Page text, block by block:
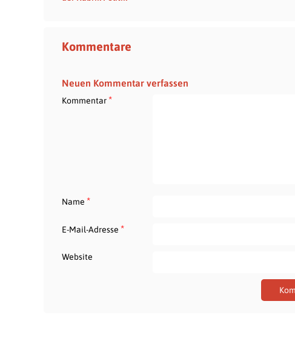
Kommentare
Neuen Kommentar verfassen
Kommentar*
Name *
E-Mail-Adresse *
Website